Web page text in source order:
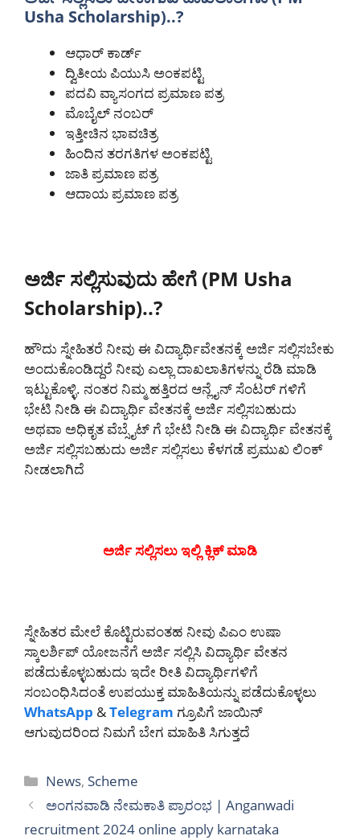
Usha Scholarship)..?
ಆಧಾರ್ ಕಾರ್ಡ್
ದ್ವಿತೀಯ ಪಿಯುಸಿ ಅಂಕಪಟ್ಟಿ
ಪದವಿ ವ್ಯಾಸಂಗದ ಪ್ರಮಾಣ ಪತ್ರ
ಮೊಬೈಲ್ ನಂಬರ್
ಇತ್ತೀಚಿನ ಭಾವಚಿತ್ರ
ಹಿಂದಿನ ತರಗತಿಗಳ ಅಂಕಪಟ್ಟಿ
ಜಾತಿ ಪ್ರಮಾಣ ಪತ್ರ
ಆದಾಯ ಪ್ರಮಾಣ ಪತ್ರ
ಅರ್ಜಿ ಸಲ್ಲಿಸುವುದು ಹೇಗೆ (PM Usha
Scholarship)..?
ಹೌದು ಸ್ನೇಹಿತರೆ ನೀವು ಈ ವಿದ್ಯಾರ್ಥಿವೇತನಕ್ಕೆ ಅರ್ಜಿ ಸಲ್ಲಿಸಬೇಕು
ಅಂದುಕೊಂಡಿದ್ದರೆ ನೀವು ಎಲ್ಲಾ ದಾಖಲಾತಿಗಳನ್ನು ರೆಡಿ ಮಾಡಿ
ಇಟ್ಟುಕೊಳ್ಳಿ. ನಂತರ ನಿಮ್ಮ ಹತ್ತಿರದ ಆನ್ಲೈನ್ ಸೆಂಟರ್ ಗಳಿಗೆ
ಭೇಟಿ ನೀಡಿ ಈ ವಿದ್ಯಾರ್ಥಿ ವೇತನಕ್ಕೆ ಅರ್ಜಿ ಸಲ್ಲಿಸಬಹುದು
ಅಥವಾ ಅಧಿಕೃತ ವೆಬ್ಸೈಟ್ ಗೆ ಭೇಟಿ ನೀಡಿ ಈ ವಿದ್ಯಾರ್ಥಿ ವೇತನಕ್ಕೆ
ಅರ್ಜಿ ಸಲ್ಲಿಸಬಹುದು ಅರ್ಜಿ ಸಲ್ಲಿಸಲು ಕೆಳಗಡೆ ಪ್ರಮುಖ ಲಿಂಕ್
ನೀಡಲಾಗಿದೆ
ಅರ್ಜಿ ಸಲ್ಲಿಸಲು ಇಲ್ಲಿ ಕ್ಲಿಕ್ ಮಾಡಿ
ಸ್ನೇಹಿತರ ಮೇಲೆ ಕೊಟ್ಟಿರುವಂತಹ ನೀವು ಪಿಎಂ ಉಷಾ
ಸ್ಕಾಲರ್ಶಿಪ್ ಯೋಜನೆಗೆ ಅರ್ಜಿ ಸಲ್ಲಿಸಿ ವಿದ್ಯಾರ್ಥಿ ವೇತನ
ಪಡೆದುಕೊಳ್ಳಬಹುದು ಇದೇ ರೀತಿ ವಿದ್ಯಾರ್ಥಿಗಳಿಗೆ
ಸಂಬಂಧಿಸಿದಂತೆ ಉಪಯುಕ್ತ ಮಾಹಿತಿಯನ್ನು ಪಡೆದುಕೊಳ್ಳಲು
WhatsApp &Telegram ಗ್ರೂಪಿಗೆ ಜಾಯಿನ್
ಆಗುವುದರಿಂದ ನಿಮಗೆ ಬೇಗ ಮಾಹಿತಿ ಸಿಗುತ್ತದೆ
Categories
News, Scheme
ಅಂಗನವಾಡಿ ನೇಮಕಾತಿ ಪ್ರಾರಂಭ | Anganwadi
recruitment 2024 online apply karnataka